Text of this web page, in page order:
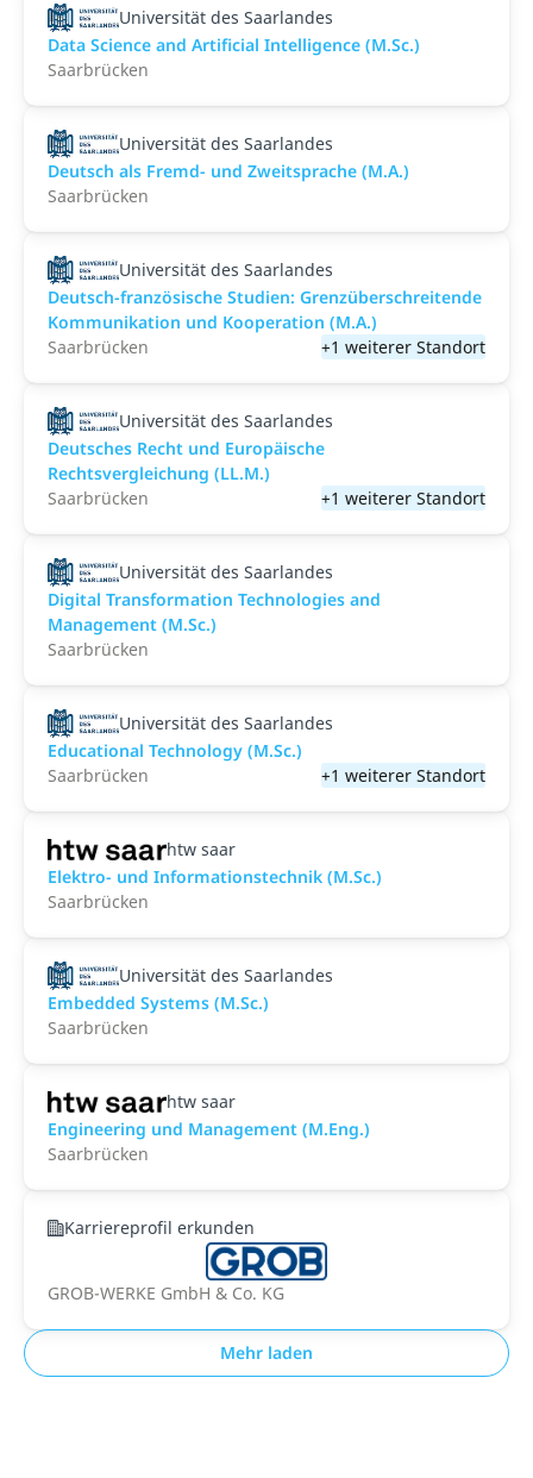
Universität des Saarlandes
Data Science and Artificial Intelligence (M.Sc.)
Saarbrücken
Universität des Saarlandes
Deutsch als Fremd- und Zweitsprache (M.A.)
Saarbrücken
Universität des Saarlandes
Deutsch-französische Studien: Grenzüberschreitende
Kommunikation und Kooperation (M.A.)
Saarbrücken
+1 weiterer Standort
Universität des Saarlandes
Deutsches Recht und Europäische
Rechtsvergleichung (LL.M.)
Saarbrücken
+1 weiterer Standort
Universität des Saarlandes
Digital Transformation Technologies and
Management (M.Sc.)
Saarbrücken
Universität des Saarlandes
Educational Technology (M.Sc.)
Saarbrücken
+1 weiterer Standort
htw saar
Elektro- und Informationstechnik (M.Sc.)
Saarbrücken
Universität des Saarlandes
Embedded Systems (M.Sc.)
Saarbrücken
htw saar
Engineering und Management (M.Eng.)
Saarbrücken
Karriereprofil erkunden
GROB-WERKE GmbH & Co. KG
Mehr laden